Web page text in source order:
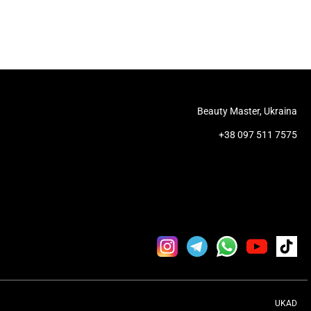
Beauty Master, Ukraina
+38 097 511 7575
UKAD